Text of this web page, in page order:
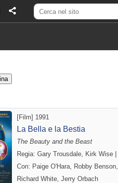
[Film] 1991
La Bella e la Bestia
The Beauty and the Beast
Regia: Gary Trousdale, Kirk Wise |
Con: Paige O'Hara, Robby Benson,
Richard White, Jerry Orbach